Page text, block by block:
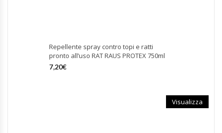
Repellente spray contro topi e ratti
pronto all’uso RAT RAUS PROTEX 750ml
7,20€
Visualizza